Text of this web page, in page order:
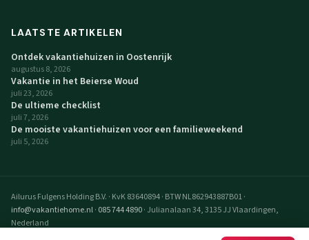
LAATSTE ARTIKELEN
Ontdek vakantiehuizen in Oostenrijk
augustus 8, 2026
Vakantie in het Beierse Woud
juli 23, 2026
De ultieme checklist
juli 7, 2026
De mooiste vakantiehuizen voor een familieweekend
juli 5, 2026
Ailurus Fulgens Holding B.V. · KvK 83640894· BTW NL862943887B01·
info@vakantiehome.nl· 085 744 4890· Julianalaan 34, 3135 JJ Vlaardingen,
Nederland